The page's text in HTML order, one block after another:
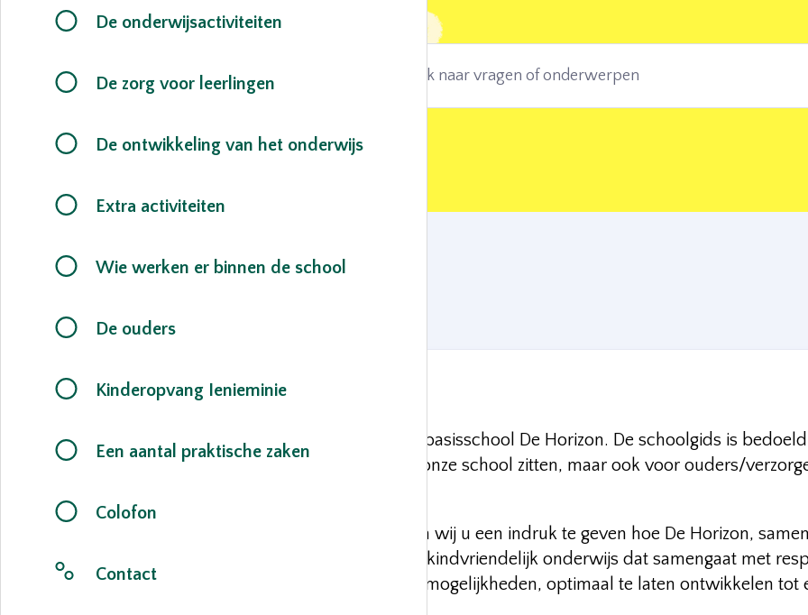
De onderwijsactiviteiten
De zorg voor leerlingen
De ontwikkeling van het onderwijs
Extra activiteiten
Wie werken er binnen de school
De ouders
Kinderopvang Ienieminie
Een aantal praktische zaken
Colofon
Contact
Voorwoord
Voor u ligt de schoolgids van basisschool De Horizon. De schoolgids is
leerlingen die momenteel op onze school zitten, maar ook voor ouders/
Met deze schoolgids proberen wij u een indruk te geven hoe De Horizon,
leeromgeving aan modern en kindvriendelijk onderwijs dat samengaat met
elke leerling, binnen de eigen mogelijkheden, optimaal te laten ontwikkelen